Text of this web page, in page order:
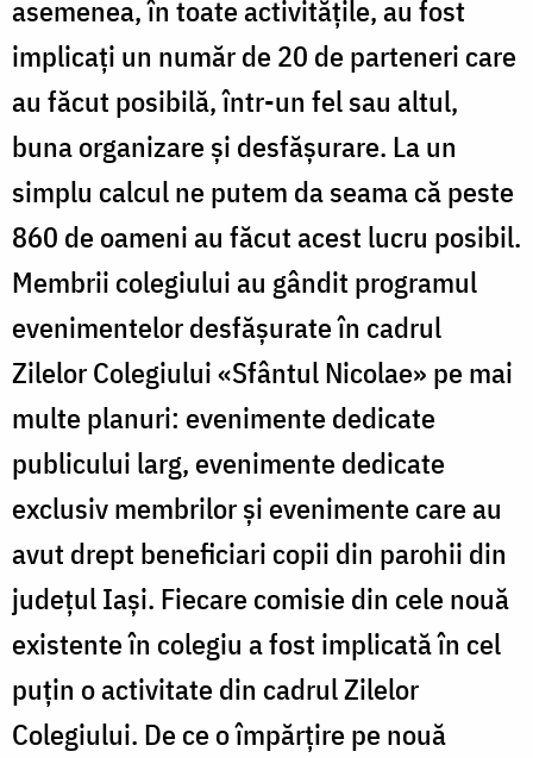
asemenea, în toate activităţile, au fost
implicaţi un număr de 20 de parteneri care
au făcut posibilă, într-un fel sau altul,
buna organizare şi desfăşurare. La un
simplu calcul ne putem da seama că peste
860 de oameni au făcut acest lucru posibil.
Membrii colegiului au gândit programul
evenimentelor desfăşurate în cadrul
Zilelor Colegiului «Sfântul Nicolae» pe mai
multe planuri: evenimente dedicate
publicului larg, evenimente dedicate
exclusiv membrilor şi evenimente care au
avut drept beneficiari copii din parohii din
judeţul Iaşi. Fiecare comisie din cele nouă
existente în colegiu a fost implicată în cel
puţin o activitate din cadrul Zilelor
Colegiului. De ce o împărţire pe nouă